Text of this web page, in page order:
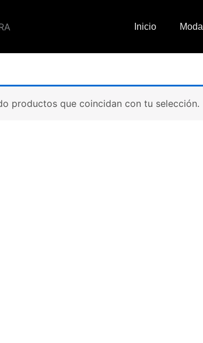
Inicio Moda
productos que coincidan con tu selección.